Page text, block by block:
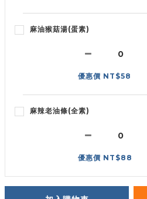
麻油猴菇湯(蛋素)
優惠價 NT$58
麻辣老油條(全素)
優惠價 NT$88